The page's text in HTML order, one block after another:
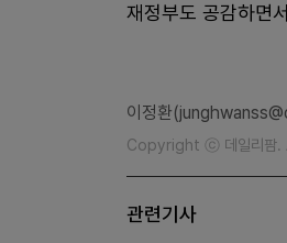
재정부도 공감하면
이정환
Copyright ⓒ 데일리팜.
관련기사